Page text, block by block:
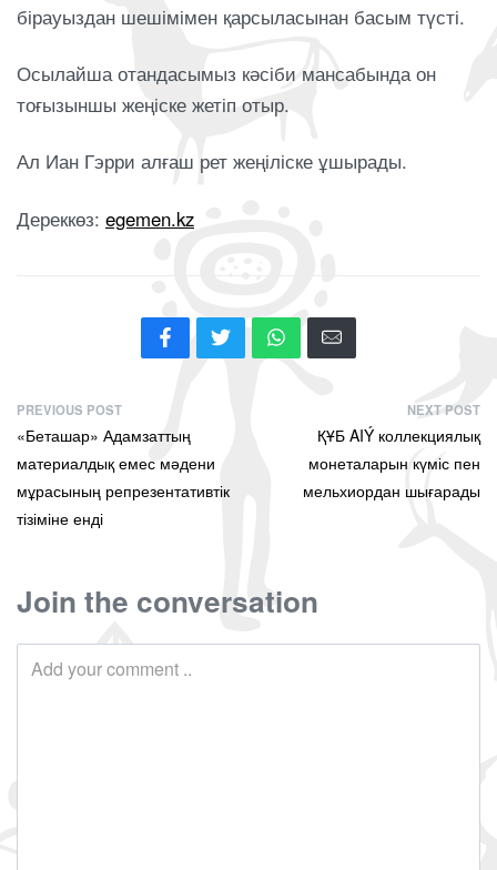
бірауыздан шешімімен қарсыласынан басым түсті.
Осылайша отандасымыз кәсіби мансабында он
тоғызыншы жеңіске жетіп отыр.
Ал Иан Гэрри алғаш рет жеңіліске ұшырады.
Дереккөз: egemen.kz
PREVIOUS POST
«Беташар» Адамзаттың
материалдық емес мәдени
мұрасының репрезентативтік
тізіміне енді
NEXT POST
ҚҰБ AIÝ коллекциялық
монеталарын күміс пен
мельхиордан шығарады
Join the conversation